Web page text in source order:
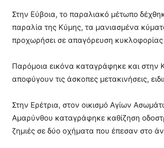
Στην Εύβοια, το παραλιακό μέτωπο
παραλία της Κύμης, τα μανιασμένα
προχωρήσει σε απαγόρευση
Παρόμοια εικόνα καταγράφηκε και στην
αποφύγουν τις άσκοπες μετακινήσεις,
Στην Ερέτρια, στον οικισμό Αγίων
Αμαρύνθου καταγράφηκε καθίζηση
ζημιές σε δύο οχήματα που έπεσαν στο